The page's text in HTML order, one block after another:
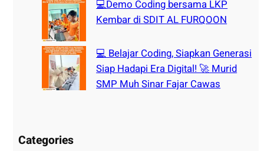
💻Demo Coding bersama LKP
Kembar di SDIT AL FURQOON
💻 Belajar Coding, Siapkan Generasi
Siap Hadapi Era Digital! 🚀 Murid
SMP Muh Sinar Fajar Cawas
Categories